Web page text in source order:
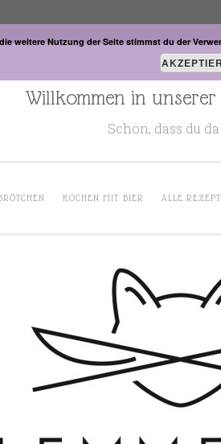
Willkommen in unserer
Schön, dass du da
KOCHEN MIT BIER ALLE
weitere Nutzung der Seite stimmst du der